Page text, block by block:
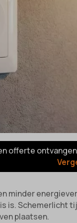
offerte
minder
is. Schemerlicht
plaatsen.